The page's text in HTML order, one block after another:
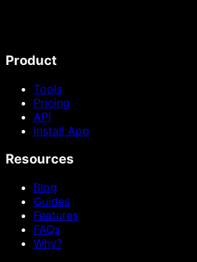
Product
Tools
Pricing
API
Install App
Resources
Blog
Guides
Features
FAQs
Why?